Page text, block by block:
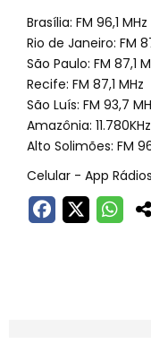
Brasília: FM 96,1
Rio de Janeiro: FM
São Paulo: FM 87,1
Recife: FM 87,1 MHz
São Luís: FM 93,7
Amazônia:
Alto Solimões: FM
Celular - App